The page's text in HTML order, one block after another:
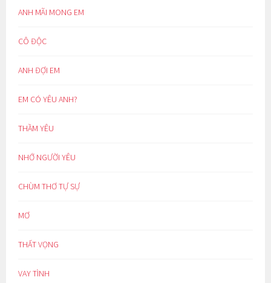
ANH MÃI MONG EM
CÔ ĐỘC
ANH ĐỢI EM
EM CÓ YÊU ANH?
THẦM YÊU
NHỚ NGƯỜI YÊU
CHÙM THƠ TỰ SỰ
MƠ
THẤT VỌNG
VAY TÌNH